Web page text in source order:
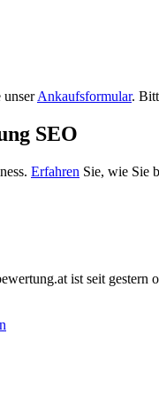
unserAnkaufsformular.
SEO
Erfahren Sie, wie Sie
ist seit